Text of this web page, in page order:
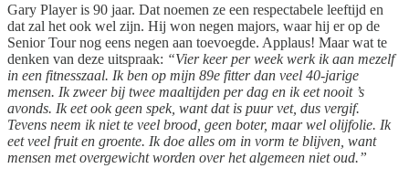
Gary Player is 90 jaar. Dat noemen ze een respectabele leeftijd en
dat zal het ook wel zijn. Hij won negen majors, waar hij er op de
Senior Tour nog eens negen aan toevoegde. Applaus! Maar wat te
denken van deze uitspraak: “Vier keer per week werk ik aan mezelf
in een fitnesszaal. Ik ben op mijn 89e fitter dan veel 40-jarige
mensen. Ik zweer bij twee maaltijden per dag en ik eet nooit ’s
avonds. Ik eet ook geen spek, want dat is puur vet, dus vergif.
Tevens neem ik niet te veel brood, geen boter, maar wel olijfolie. Ik
eet veel fruit en groente. Ik doe alles om in vorm te blijven, want
mensen met overgewicht worden over het algemeen niet oud.”